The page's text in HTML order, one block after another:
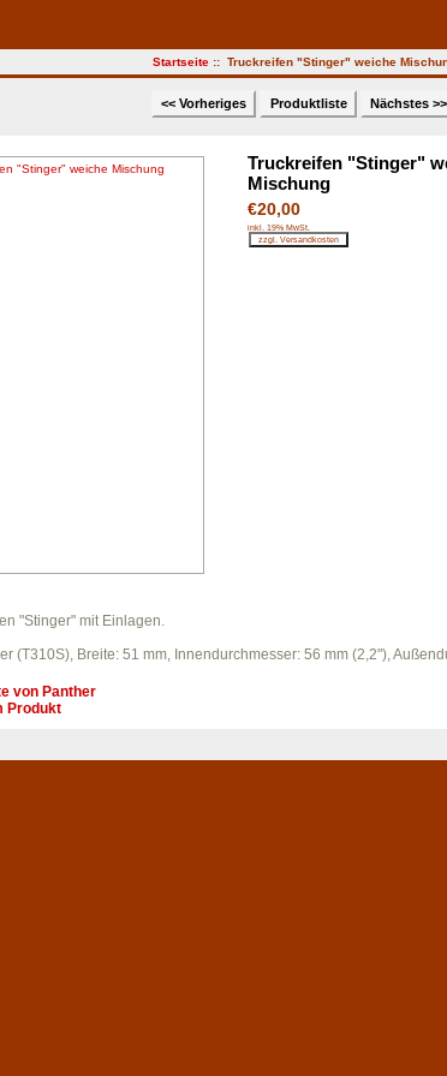
Startseite:: Truckreifen "Stinger" weiche
<< Vorheriges Produktliste Nächstes >>
Truckreifen "Stinger"
Mischung
€20,00
inkl. 19% MwSt.
"Stinger" mit Einlagen.
(T310S), Breite: 51 mm, Innendurchmesser: 56 mm (2,2"),
von Panther
Produkt